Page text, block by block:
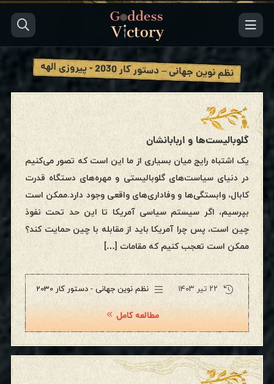
نظم نوین جهانی – دستور کار 2030 - پیروزی الهه
گلوبالیست‌ها و اربابانشان
یک اشتباه رایج میان بسیاری از ما این است که تصور می‌کنیم
در دنیای سیاست‌های گلوبالیستی و مهره‌های دستگاه قدرت
کابال، وابستگی‌ها و وفاداری‌های واقعی وجود دارد.ممکن است
بپرسیم، اگر سیستم سیاسی آمریکا تا این حد تحت نفوذ
چین است، پس چرا آمریکا باید از مقابله با چین حمایت کند؟
ممکن است تعجب کنیم که مقامات […]
۲۲ تیر ۱۴۰۳ نظم نوین جهانی - دستور کار 2030
مطالعه کامل